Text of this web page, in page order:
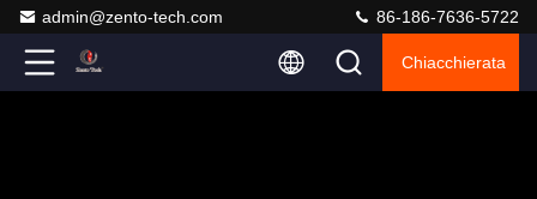
admin@zento-tech.com 86-186-7636-5722
Chiacchierata